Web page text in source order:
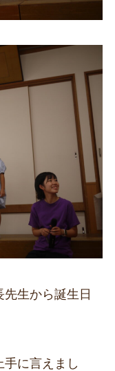
生から誕生日
手に言えまし